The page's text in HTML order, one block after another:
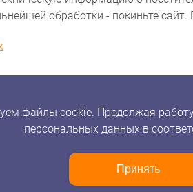
обработки - покиньте
файлы cookie. Продолжая
персональных данных в
Принять